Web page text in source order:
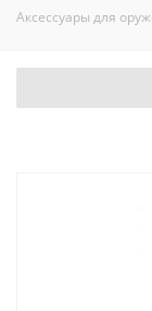
Аксессуары для